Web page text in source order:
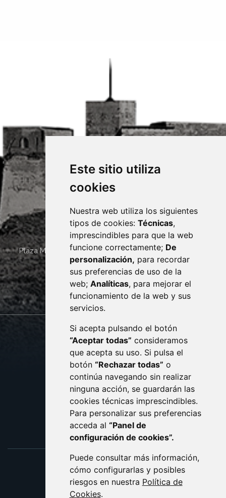
Este sitio utiliza
cookies
Nuestra web utiliza los siguientes
tipos de cookies: Técnicas,
imprescindibles para que la web
funcione correctamente; De
personalización, para recordar
sus preferencias de uso de la
web; Analíticas, para mejorar el
funcionamiento de la web y sus
servicios.
Si acepta pulsando el botón
“Aceptar todas” consideramos
que acepta su uso. Si pulsa el
botón “Rechazar todas” o
continúa navegando sin realizar
ninguna acción, se guardarán las
cookies técnicas imprescindibles.
Para personalizar sus preferencias
acceda al “Panel de
configuración de cookies”.
Puede consultar más información,
cómo configurarlas y posibles
riesgos en nuestra Política de
Cookies.
Plaza Mayor 4 22400 MONZÓN - ARAGÓN (ESPAÑA)
· (34) 974 400 700 ·
sac@monzon.es
monzon.es
CONTACTO
AVISO LEGAL
PROTECCIÓN DE DATOS
POLÍTICA DE COOKIES
ACCESIBILIDAD
ENLACE EXTERNO AL